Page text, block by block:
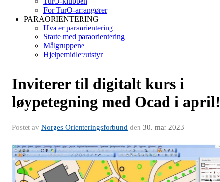
For TurO-arrangører
PARAORIENTERING
Hva er paraorientering
Starte med paraorientering
Målgruppene
Hjelpemidler/utstyr
Inviterer til digitalt kurs i
løypetegning med Ocad i april!
Postet av Norges Orienteringsforbund den 30. mar 2023